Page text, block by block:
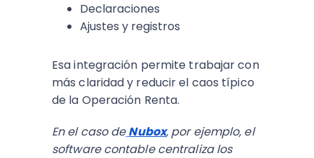
Declaraciones
Ajustes y registros
Esa integración permite trabajar con
más claridad y reducir el caos típico
de la Operación Renta.
En el caso de Nubox, por ejemplo, el
software contable centraliza los